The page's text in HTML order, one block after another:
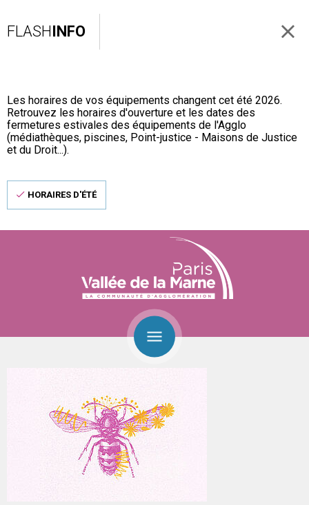
FLASHINFO
Les horaires de vos équipements changent cet été 2026.
Retrouvez les horaires d'ouverture et les dates des
fermetures estivales des équipements de l'Agglo
(médiathèques, piscines, Point-justice - Maisons de Justice
et du Droit...).
HORAIRES D'ÉTÉ